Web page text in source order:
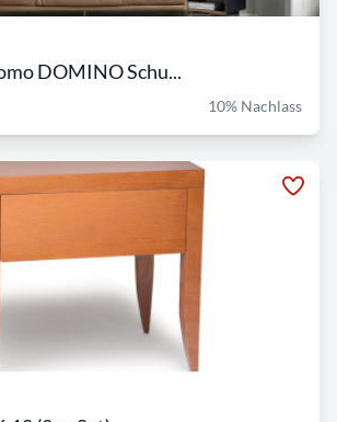
DOMINO Schu...
10% Nachlass